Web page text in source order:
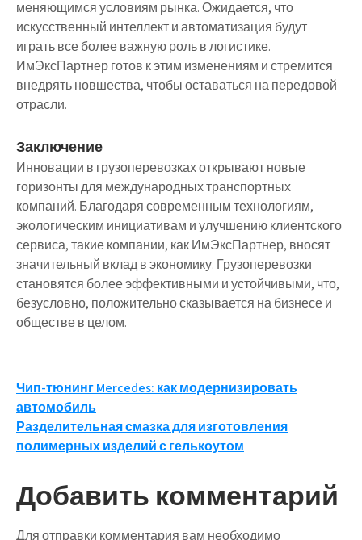
меняющимся условиям рынка. Ожидается, что
искусственный интеллект и автоматизация будут
играть все более важную роль в логистике.
ИмЭксПартнер готов к этим изменениям и стремится
внедрять новшества, чтобы оставаться на передовой
отрасли.
Заключение
Инновации в грузоперевозках открывают новые
горизонты для международных транспортных
компаний. Благодаря современным технологиям,
экологическим инициативам и улучшению клиентского
сервиса, такие компании, как ИмЭксПартнер, вносят
значительный вклад в экономику. Грузоперевозки
становятся более эффективными и устойчивыми, что,
безусловно, положительно сказывается на бизнесе и
обществе в целом.
Навигация
по
записям
Чип-тюнинг Mercedes: как модернизировать
автомобиль
Разделительная смазка для изготовления
полимерных изделий с гелькоутом
Добавить комментарий
Для отправки комментария вам необходимо